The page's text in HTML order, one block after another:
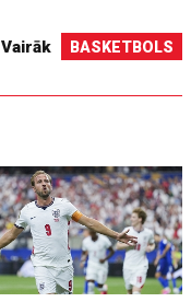
Vairāk BASKETBOLS